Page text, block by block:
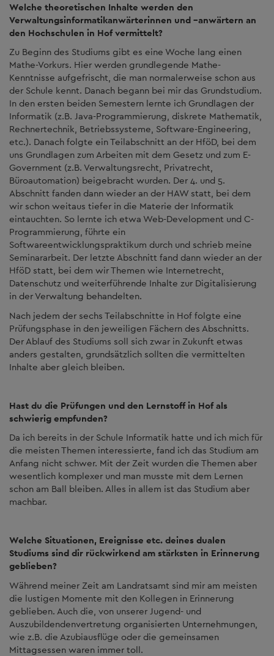
Welche theoretischen Inhalte werden den
Verwaltungsinformatikanwärterinnen und –anwärtern an
den Hochschulen in Hof vermittelt?
Zu Beginn des Studiums gibt es eine Woche lang einen
Mathe-Vorkurs. Hier werden grundlegende Mathe-
Kenntnisse aufgefrischt, die man normalerweise schon aus
der Schule kennt. Danach begann bei mir das Grundstudium.
In den ersten beiden Semestern lernte ich Grundlagen der
Informatik (z.B. Java-Programmierung, diskrete Mathematik,
Rechnertechnik, Betriebssysteme, Software-Engineering,
etc.). Danach folgte ein Teilabschnitt an der HföD, bei dem
uns Grundlagen zum Arbeiten mit dem Gesetz und zum E-
Government (z.B. Verwaltungsrecht, Privatrecht,
Büroautomation) beigebracht wurden. Der 4. und 5.
Abschnitt fanden dann wieder an der HAW statt, bei dem
wir schon weitaus tiefer in die Materie der Informatik
eintauchten. So lernte ich etwa Web-Development und C-
Programmierung, führte ein
Softwareentwicklungspraktikum durch und schrieb meine
Seminararbeit. Der letzte Abschnitt fand dann wieder an der
HföD statt, bei dem wir Themen wie Internetrecht,
Datenschutz und weiterführende Inhalte zur Digitalisierung
in der Verwaltung behandelten.
Nach jedem der sechs Teilabschnitte in Hof folgte eine
Prüfungsphase in den jeweiligen Fächern des Abschnitts.
Der Ablauf des Studiums soll sich zwar in Zukunft etwas
anders gestalten, grundsätzlich sollten die vermittelten
Inhalte aber gleich bleiben.
Hast du die Prüfungen und den Lernstoff in Hof als
schwierig empfunden?
Da ich bereits in der Schule Informatik hatte und ich mich für
die meisten Themen interessierte, fand ich das Studium am
Anfang nicht schwer. Mit der Zeit wurden die Themen aber
wesentlich komplexer und man musste mit dem Lernen
schon am Ball bleiben. Alles in allem ist das Studium aber
machbar.
Welche Situationen, Ereignisse etc. deines dualen
Studiums sind dir rückwirkend am stärksten in Erinnerung
geblieben?
Während meiner Zeit am Landratsamt sind mir am meisten
die lustigen Momente mit den Kollegen in Erinnerung
geblieben. Auch die, von unserer Jugend- und
Auszubildendenvertretung organisierten Unternehmungen,
wie z.B. die Azubiausflüge oder die gemeinsamen
Mittagsessen waren immer toll.